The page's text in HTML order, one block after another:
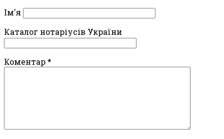
Ім'я
Каталог нотаріусів України
Коментар*